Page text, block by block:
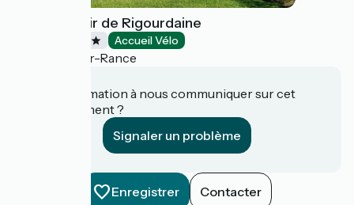
Hôtel Manoir de Rigourdaine
Accueil Vélo
Plouër-sur-Rance
Une information à nous communiquer sur cet
établissement ?
Signaler un problème
Enregistrer Contacter